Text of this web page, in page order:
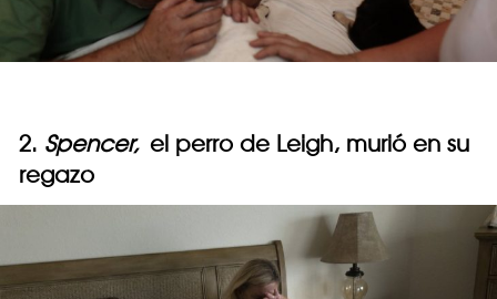
2. Spencer, el perro de Leigh, murió en su
regazo